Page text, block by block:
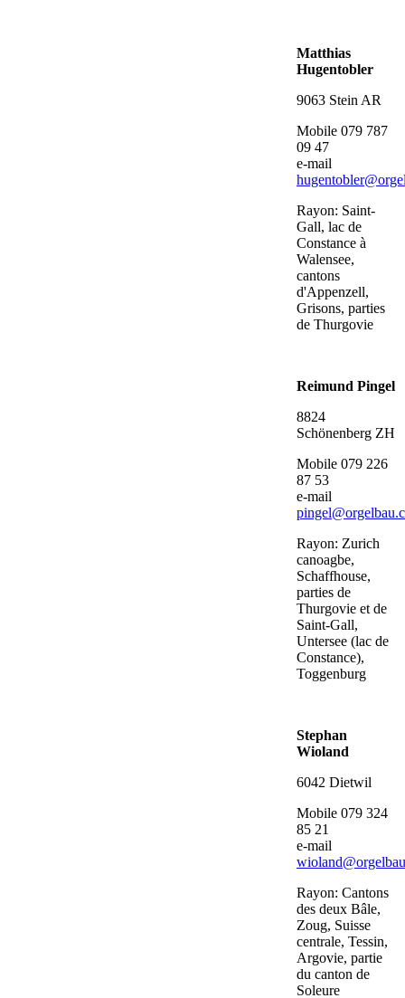
Matthias
Hugentobler
9063 Stein AR
Mobile 079 787
09 47
e-mail
Rayon: Saint-
Gall, lac de
Constance à
Walensee,
cantons
d'Appenzell,
Grisons, parties
de Thurgovie
Reimund Pingel
8824
Schönenberg ZH
Mobile 079 226
87 53
e-mail
Rayon: Zurich
canoagbe,
Schaffhouse,
parties de
Thurgovie et de
Saint-Gall,
Untersee (lac de
Constance),
Toggenburg
Stephan
Wioland
6042 Dietwil
Mobile 079 324
85 21
e-mail
Rayon: Cantons
des deux Bâle,
Zoug, Suisse
centrale, Tessin,
Argovie, partie
du canton de
Soleure